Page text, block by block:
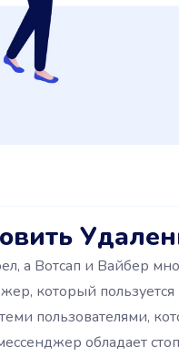
а Вотсап и Вайбер
который
пользователями,
обладает